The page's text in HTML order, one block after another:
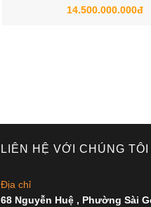
đẹp, giá tốt, tiện kinh
14.500.000.000đ
LIÊN HỆ VỚI CHÚNG TÔI
Địa chỉ
68 Nguyễn Huệ , Phường Sài